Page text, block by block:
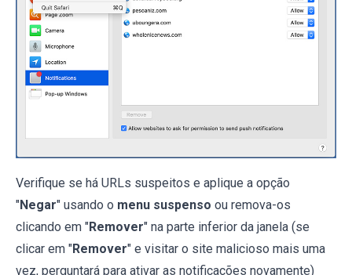
Verifique se há URLs suspeitos e aplique a opção
"Negar" usando o menu suspenso ou remova-os
clicando em "Remover" na parte inferior da janela (se
clicar em "Remover" e visitar o site malicioso mais uma
vez, perguntará para ativar as notificações novamente)